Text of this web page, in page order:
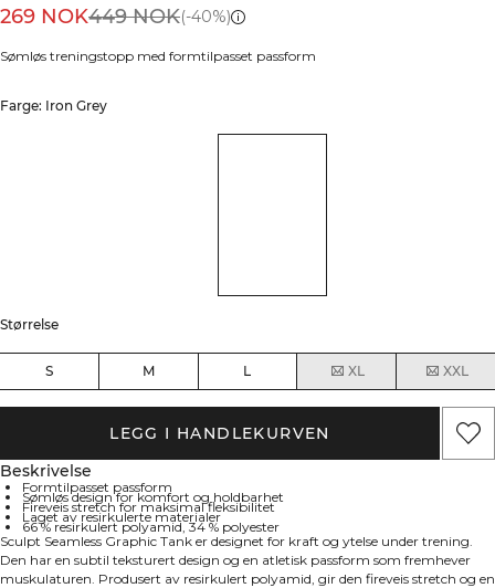
269 NOK449 NOK(-40%)
Sømløs treningstopp med formtilpasset passform
Farge: Iron Grey
Størrelse
S M L XL XXL
LEGG I HANDLEKURVEN
Beskrivelse
Formtilpasset passform
Sømløs design for komfort og holdbarhet
Fireveis stretch for maksimal fleksibilitet
Laget av resirkulerte materialer
66 % resirkulert polyamid, 34 % polyester
Sculpt Seamless Graphic Tank er designet for kraft og ytelse under trening.
Den har en subtil teksturert design og en atletisk passform som fremhever
muskulaturen. Produsert av resirkulert polyamid, gir den fireveis stretch og en